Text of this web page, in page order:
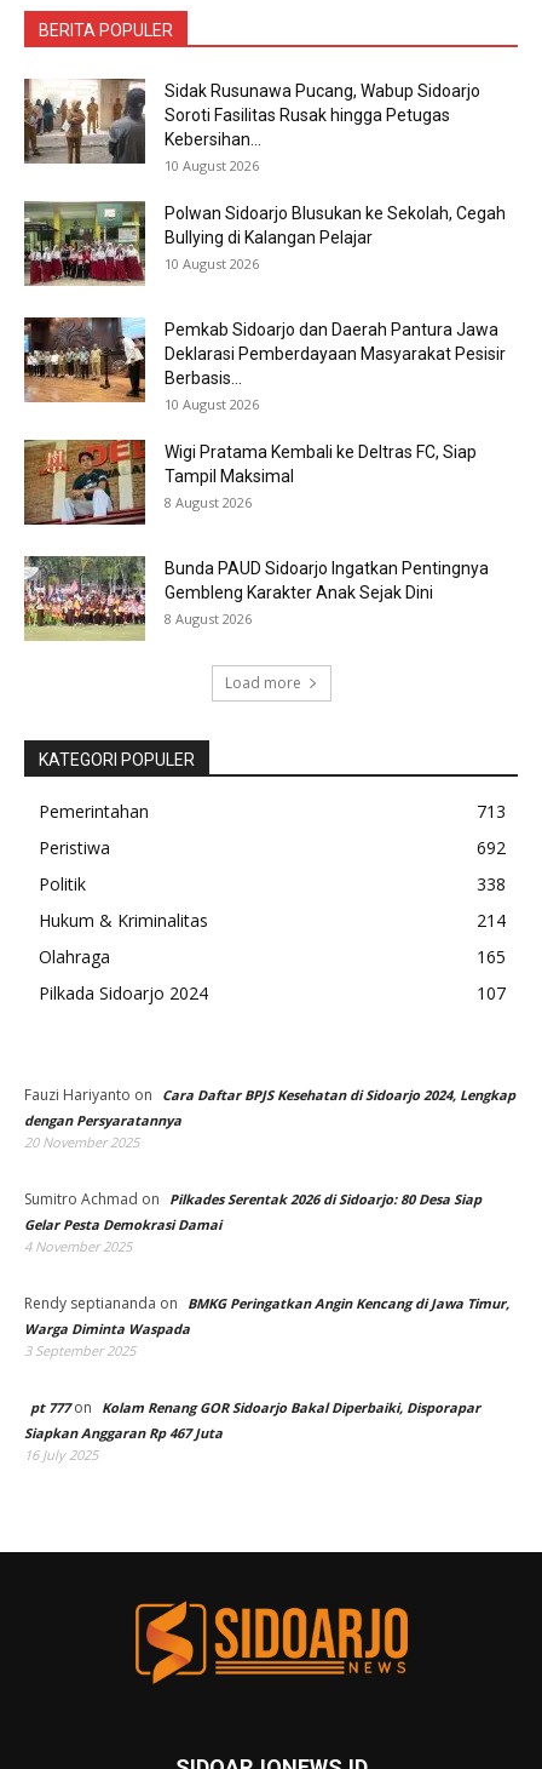
BERITA POPULER
Sidak Rusunawa Pucang, Wabup Sidoarjo
Soroti Fasilitas Rusak hingga Petugas
Kebersihan...
10 August 2026
Polwan Sidoarjo Blusukan ke Sekolah, Cegah
Bullying di Kalangan Pelajar
10 August 2026
Pemkab Sidoarjo dan Daerah Pantura Jawa
Deklarasi Pemberdayaan Masyarakat Pesisir
Berbasis...
10 August 2026
Wigi Pratama Kembali ke Deltras FC, Siap
Tampil Maksimal
8 August 2026
Bunda PAUD Sidoarjo Ingatkan Pentingnya
Gembleng Karakter Anak Sejak Dini
8 August 2026
Load more
KATEGORI POPULER
Pemerintahan
713
Peristiwa
692
Politik
338
Hukum & Kriminalitas
214
Olahraga
165
Pilkada Sidoarjo 2024
107
Fauzi Hariyanto on
Cara Daftar BPJS Kesehatan di Sidoarjo 2024, Lengkap
dengan Persyaratannya
20 November 2025
Sumitro Achmad on
Pilkades Serentak 2026 di Sidoarjo: 80 Desa Siap
Gelar Pesta Demokrasi Damai
4 November 2025
Rendy septiananda on
BMKG Peringatkan Angin Kencang di Jawa Timur,
Warga Diminta Waspada
3 September 2025
pt 777on
Kolam Renang GOR Sidoarjo Bakal Diperbaiki, Disporapar
Siapkan Anggaran Rp 467 Juta
16 July 2025